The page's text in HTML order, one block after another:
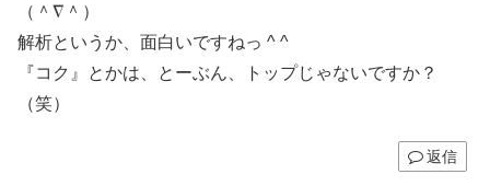
（＾∇＾）
解析というか、面白いですねっ ^ ^
『コク』とかは、とーぶん、トップじゃないですか？
（笑）
返信